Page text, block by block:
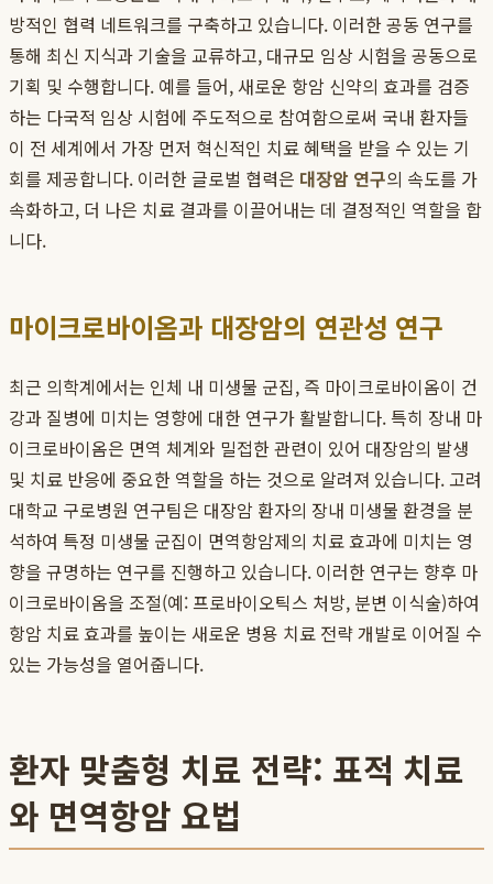
방적인 협력 네트워크를 구축하고 있습니다. 이러한 공동 연구를
통해 최신 지식과 기술을 교류하고, 대규모 임상 시험을 공동으로
기획 및 수행합니다. 예를 들어, 새로운 항암 신약의 효과를 검증
하는 다국적 임상 시험에 주도적으로 참여함으로써 국내 환자들
이 전 세계에서 가장 먼저 혁신적인 치료 혜택을 받을 수 있는 기
회를 제공합니다. 이러한 글로벌 협력은 대장암 연구의 속도를 가
속화하고, 더 나은 치료 결과를 이끌어내는 데 결정적인 역할을 합
니다.
마이크로바이옴과 대장암의 연관성 연구
최근 의학계에서는 인체 내 미생물 군집, 즉 마이크로바이옴이 건
강과 질병에 미치는 영향에 대한 연구가 활발합니다. 특히 장내 마
이크로바이옴은 면역 체계와 밀접한 관련이 있어 대장암의 발생
및 치료 반응에 중요한 역할을 하는 것으로 알려져 있습니다. 고려
대학교 구로병원 연구팀은 대장암 환자의 장내 미생물 환경을 분
석하여 특정 미생물 군집이 면역항암제의 치료 효과에 미치는 영
향을 규명하는 연구를 진행하고 있습니다. 이러한 연구는 향후 마
이크로바이옴을 조절(예: 프로바이오틱스 처방, 분변 이식술)하여
항암 치료 효과를 높이는 새로운 병용 치료 전략 개발로 이어질 수
있는 가능성을 열어줍니다.
환자 맞춤형 치료 전략: 표적 치료
와 면역항암 요법